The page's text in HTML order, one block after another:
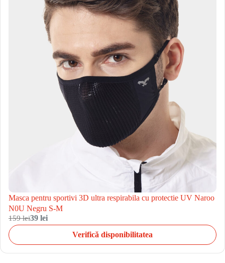
Masca pentru sportivi 3D ultra respirabila cu protectie UV Naroo
N0U Negru S-M
159 lei39 lei
Verifică disponibilitatea